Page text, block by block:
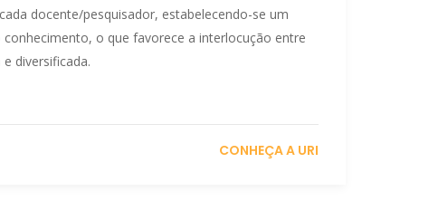
docente/pesquisador, estabelecendo-se um
o que favorece a interlocução entre
diversificada.
CONHEÇA A URI